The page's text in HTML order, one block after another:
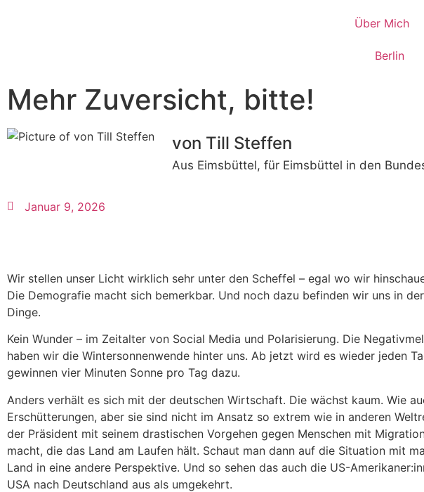
Über Mich
Berlin
Mehr Zuversicht, bitte!
von Till Steffen
Aus Eimsbüttel, für Eimsbüttel in den
Januar 9, 2026
Wir stellen unser Licht wirklich sehr unter den Scheffel – egal wo wir
Die Demografie macht sich bemerkbar. Und noch dazu befinden wir uns in
Dinge.
Kein Wunder – im Zeitalter von Social Media und Polarisierung. Die
haben wir die Wintersonnenwende hinter uns. Ab jetzt wird es wieder jeden
gewinnen vier Minuten Sonne pro Tag dazu.
Anders verhält es sich mit der deutschen Wirtschaft. Die wächst kaum. Wie
Erschütterungen, aber sie sind nicht im Ansatz so extrem wie in anderen
der Präsident mit seinem drastischen Vorgehen gegen Menschen mit
macht, die das Land am Laufen hält. Schaut man dann auf die Situation mit
Land in eine andere Perspektive. Und so sehen das auch die US-
USA nach Deutschland aus als umgekehrt.